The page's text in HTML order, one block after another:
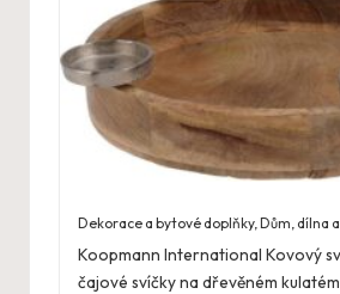
Dekorace a bytové doplňky,Dům, dílna
Koopmann International Kovový
čajové svíčky na dřevěném